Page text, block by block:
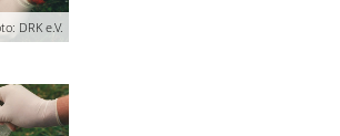
DRK e.V.